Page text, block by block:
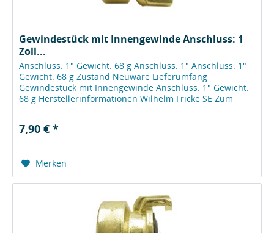
Gewindestück mit Innengewinde Anschluss: 1
Zoll...
Anschluss: 1" Gewicht: 68 g Anschluss: 1" Anschluss: 1"
Gewicht: 68 g Zustand Neuware Lieferumfang
Gewindestück mit Innengewinde Anschluss: 1" Gewicht:
68 g Herstellerinformationen Wilhelm Fricke SE Zum
7,90 € *
Merken